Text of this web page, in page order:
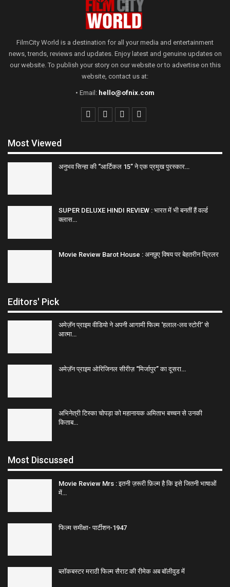
FilmCity World is a destination for all your media and entertainment
news, trends, reviews and updates. Enjoy latest and genuine updates on
our website. To publish your story on our website or to advertise on this
website, contact us at:
• Email: hello@ofnix.com
Most Viewed
अनुभव सिन्हा की “आर्टिकल 15” ने एक प्रमुख पुरस्कार…
SUPER DELUXE HINDI REVIEW : भारत में भी बनतीं हैं वर्ल्ड
क्लास…
Movie Review Barot House : अनछुए विषय पर बेहतरीन थ्रिलर
Editors' Pick
अमेज़ॅन प्राइम वीडियो ने अपनी आगामी फिल्म ‘हलाल-लव स्टोरी’ से
आत्मा…
अमेज़ॅन प्राइम ओरिजिनल सीरीज़ “मिर्जापुर” का दूसरा…
अभिनेत्री टिस्का चोपड़ा को महानायक अमिताभ बच्चन से उनकी
किताब…
Most Discussed
Movie Review Mrs : इतनी ज़रूरी फ़िल्म है कि इसे जितनी भाषाओं
में…
फिल्म समीक्षा- पार्टीशन-1947
ब्लॉकबस्टर मराठी फिल्म सैराट की रीमेक अब बॉलीवुड में